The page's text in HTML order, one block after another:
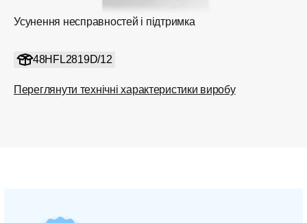
Усунення несправностей і підтримка
48HFL2819D/12
Переглянути технічні характеристики виробу